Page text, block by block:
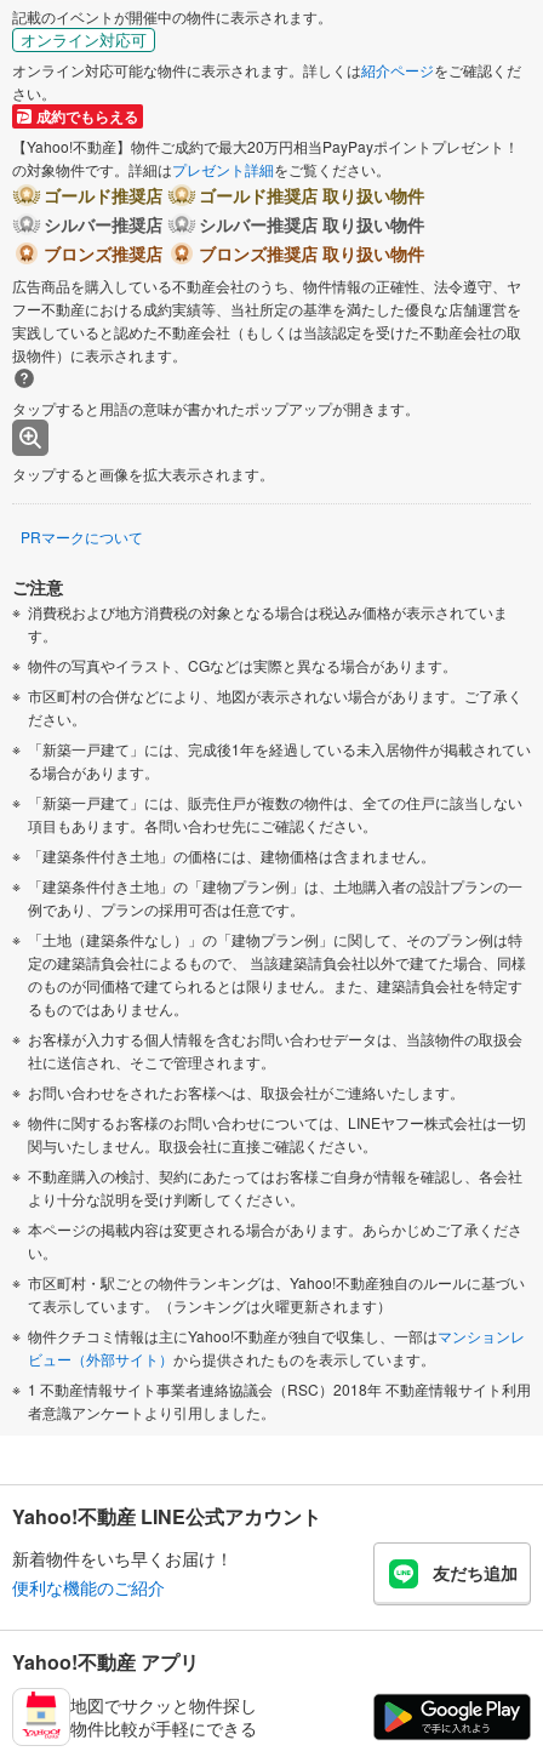
記載のイベントが開催中の物件に表示されます。
オンライン対応可
オンライン対応可能な物件に表示されます。詳しくは紹介ページをご確認くだ
さい。
成約でもらえる
【Yahoo!不動産】物件ご成約で最大20万円相当PayPayポイントプレゼント！
の対象物件です。詳細はプレゼント詳細をご覧ください。
ゴールド推奨店
ゴールド推奨店 取り扱い物件
シルバー推奨店
シルバー推奨店 取り扱い物件
ブロンズ推奨店
ブロンズ推奨店 取り扱い物件
広告商品を購入している不動産会社のうち、物件情報の正確性、法令遵守、ヤ
フー不動産における成約実績等、当社所定の基準を満たした優良な店舗運営を
実践していると認めた不動産会社（もしくは当該認定を受けた不動産会社の取
扱物件）に表示されます。
タップすると用語の意味が書かれたポップアップが開きます。
タップすると画像を拡大表示されます。
PRマークについて
ご注意
消費税および地方消費税の対象となる場合は税込み価格が表示されていま
す。
物件の写真やイラスト、CGなどは実際と異なる場合があります。
市区町村の合併などにより、地図が表示されない場合があります。ご了承く
ださい。
「新築一戸建て」には、完成後1年を経過している未入居物件が掲載されてい
る場合があります。
「新築一戸建て」には、販売住戸が複数の物件は、全ての住戸に該当しない
項目もあります。各問い合わせ先にご確認ください。
「建築条件付き土地」の価格には、建物価格は含まれません。
「建築条件付き土地」の「建物プラン例」は、土地購入者の設計プランの一
例であり、プランの採用可否は任意です。
「土地（建築条件なし）」の「建物プラン例」に関して、そのプラン例は特
定の建築請負会社によるもので、 当該建築請負会社以外で建てた場合、同様
のものが同価格で建てられるとは限りません。また、建築請負会社を特定す
るものではありません。
お客様が入力する個人情報を含むお問い合わせデータは、当該物件の取扱会
社に送信され、そこで管理されます。
お問い合わせをされたお客様へは、取扱会社がご連絡いたします。
物件に関するお客様のお問い合わせについては、LINEヤフー株式会社は一切
関与いたしません。取扱会社に直接ご確認ください。
不動産購入の検討、契約にあたってはお客様ご自身が情報を確認し、各会社
より十分な説明を受け判断してください。
本ページの掲載内容は変更される場合があります。あらかじめご了承くださ
い。
市区町村・駅ごとの物件ランキングは、Yahoo!不動産独自のルールに基づい
て表示しています。（ランキングは火曜更新されます）
物件クチコミ情報は主にYahoo!不動産が独自で収集し、一部はマンションレ
ビュー（外部サイト） から提供されたものを表示しています。
1 不動産情報サイト事業者連絡協議会（RSC）2018年 不動産情報サイト利用
者意識アンケートより引用しました。
Yahoo!不動産 LINE公式アカウント
新着物件をいち早くお届け！
便利な機能のご紹介
友だち追加
Yahoo!不動産 アプリ
地図でサクッと物件探し
物件比較が手軽にできる